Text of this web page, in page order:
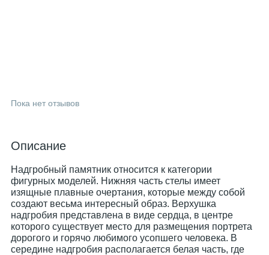
Пока нет отзывов
Описание
Надгробный памятник относится к категории
фигурных моделей. Нижняя часть стелы имеет
изящные плавные очертания, которые между собой
создают весьма интересный образ. Верхушка
надгробия представлена в виде сердца, в центре
которого существует место для размещения портрета
дорогого и горячо любимого усопшего человека. В
середине надгробия располагается белая часть, где